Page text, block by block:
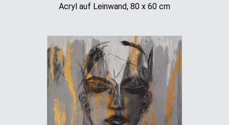
Acryl auf Leinwand, 80 x 60 cm